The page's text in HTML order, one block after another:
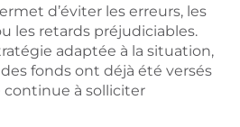
d’éviter les erreurs, les
les retards préjudiciables.
adaptée à la situation,
fonds ont déjà été versés
à solliciter